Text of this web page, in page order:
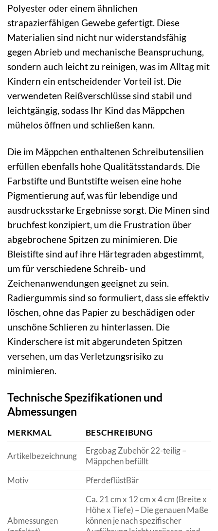
Polyester oder einem ähnlichen
strapazierfähigen Gewebe gefertigt. Diese
Materialien sind nicht nur widerstandsfähig
gegen Abrieb und mechanische Beanspruchung,
sondern auch leicht zu reinigen, was im Alltag mit
Kindern ein entscheidender Vorteil ist. Die
verwendeten Reißverschlüsse sind stabil und
leichtgängig, sodass Ihr Kind das Mäppchen
mühelos öffnen und schließen kann.
Die im Mäppchen enthaltenen Schreibutensilien
erfüllen ebenfalls hohe Qualitätsstandards. Die
Farbstifte und Buntstifte weisen eine hohe
Pigmentierung auf, was für lebendige und
ausdrucksstarke Ergebnisse sorgt. Die Minen sind
bruchfest konzipiert, um die Frustration über
abgebrochene Spitzen zu minimieren. Die
Bleistifte sind auf ihre Härtegraden abgestimmt,
um für verschiedene Schreib- und
Zeichenanwendungen geeignet zu sein.
Radiergummis sind so formuliert, dass sie effektiv
löschen, ohne das Papier zu beschädigen oder
unschöne Schlieren zu hinterlassen. Die
Kinderschere ist mit abgerundeten Spitzen
versehen, um das Verletzungsrisiko zu
minimieren.
Technische Spezifikationen und
Abmessungen
MERKMAL BESCHREIBUNG
Artikelbezeichnung
Ergobag Zubehör 22-teilig –
Mäppchen befüllt
Motiv
PferdeflüstBär
Abmessungen
Ca. 21 cm x 12 cm x 4 cm (Breite x
Höhe x Tiefe) – Die genauen Maße
können je nach spezifischer